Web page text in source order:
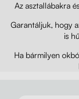
Az asztallábakra
Garantáljuk, hogy
is
Ha bármilyen